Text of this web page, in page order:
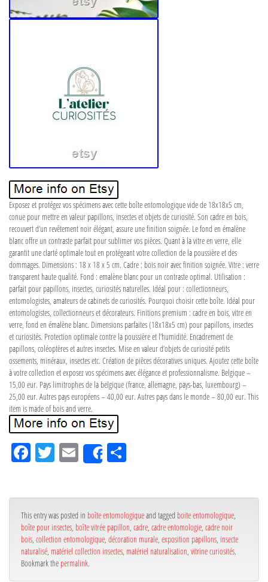
Exposez et protégez vos spécimens avec cette boîte entomologique vide de 18x18x5 cm,
conue pour mettre en valeur papillons, insectes et objets de curiosité. Son cadre en bois,
recouvert d’un revêtement noir élégant, assure une finition soignée. Le fond en émalène
blanc offre un contraste parfait pour sublimer vos pièces. Quant à la vitre en verre, elle
garantit une clarté optimale tout en protégeant votre collection de la poussière et des
dommages. Dimensions : 18 x 18 x 5 cm. Cadre : bois noir avec finition soignée. Vitre : verre
transparent haute qualité. Fond : emalène blanc pour un contraste optimal. Utilisation :
parfait pour papillons, insectes, curiosités naturelles. Idéal pour : collectionneurs,
entomologistes, amateurs de cabinets de curiosités. Pourquoi choisir cette boîte. Idéal pour
entomologistes, collectionneurs et décorateurs. Finitions premium : cadre en bois, vitre en
verre, fond en émalène blanc. Dimensions parfaites (18x18x5 cm) pour papillons, insectes
et curiosités. Protection optimale contre la poussière et l’humidité. Encadrement de
papillons, coléoptères et autres insectes. Mise en valeur d’objets de curiosité petits
ossements, minéraux, insectes etc. Création de pièces décoratives uniques. Ajoutez cette boîte
à votre collection et exposez vos spécimens avec élégance et professionnalisme. Belgique –
15,00 eur. Pays limitrophes de la belgique (france, allemagne, pays-bas, luxembourg) –
25,00 eur. Autres pays européens – 40,00 eur. Autres pays dans le monde – 80,00 eur. This
item is made of bois and verre.
Fa
ce
ok
Tw
itt
Em
ail
Share
r
This entry was posted in boîte entomologiqueand tagged boite entomologique
boîte pour insectes boîte vitrée papillon cadre cadre entomologie cadre noir
bois collection entomologique décoration murale exposition papillons insecte
naturalisé matériel collection insectes matériel naturalisation vitrine curiosités.
Bookmark the permalink.